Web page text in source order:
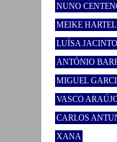
NUNO
MEIKE
LUÍSA JACINTO
ANTÓNIO
MIGUEL
VASCO
CARLOS
XANA